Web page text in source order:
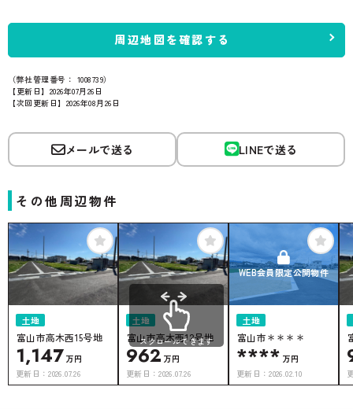
周辺地図を確認する
（弊社管理番号： 1008739）
【更新日】2026年07月26日
【次回更新日】2026年08月26日
メールで送る LINEで送る
その他周辺物件
土地
富山市高木西15号地
1,147 万円
更新日：2026.07.26
土地
富山市高木西12号地
962 万円
更新日：2026.07.26
WEB会員限定公開物件
土地
富山市＊＊＊＊
**** 万円
更新日：2026.02.10
スクロールできます